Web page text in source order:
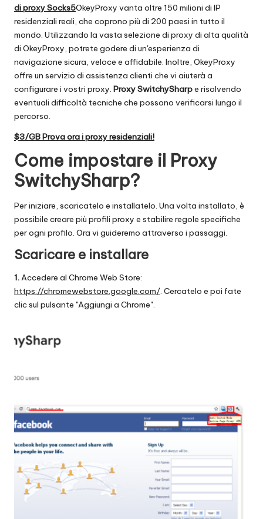
di proxy Socks5OkeyProxy vanta oltre 150 milioni di IP
residenziali reali, che coprono più di 200 paesi in tutto il
mondo. Utilizzando la vasta selezione di proxy di alta qualità
di OkeyProxy, potrete godere di un'esperienza di
navigazione sicura, veloce e affidabile. Inoltre, OkeyProxy
offre un servizio di assistenza clienti che vi aiuterà a
configurare i vostri proxy. Proxy SwitchySharpe risolvendo
eventuali difficoltà tecniche che possono verificarsi lungo il
percorso.
$3/GB Prova ora i proxy residenziali!
Come impostare il Proxy
SwitchySharp?
Per iniziare, scaricatelo e installatelo. Una volta installato, è
possibile creare più profili proxy e stabilire regole specifiche
per ogni profilo. Ora vi guideremo attraverso i passaggi.
Scaricare e installare
1.Accedere al Chrome Web Store:
https://chromewebstore.google.com/. Cercatelo e poi fate
clic sul pulsante "Aggiungi a Chrome".